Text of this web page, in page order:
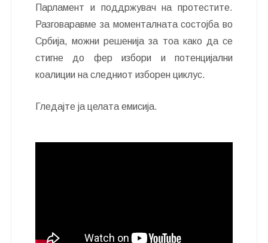
Парламент и поддржувач на протестите.
Разговаравме за моменталната состојба во
Србија, можни решенија за тоа како да се
стигне до фер избори и потенцијални
коалиции на следниот изборен циклус.
Гледајте ја целата емисија.